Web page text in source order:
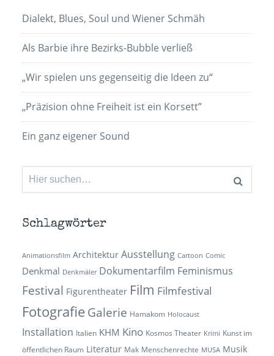
Dialekt, Blues, Soul und Wiener Schmäh
Als Barbie ihre Bezirks-Bubble verließ
„Wir spielen uns gegenseitig die Ideen zu“
„Präzision ohne Freiheit ist ein Korsett”
Ein ganz eigener Sound
Suchen
nach:
Schlagwörter
Animationsfilm Architektur Ausstellung Cartoon Comic
Denkmal Denkmäler Dokumentarfilm Feminismus
Festival Figurentheater Film Filmfestival
Fotografie Galerie Hamakom Holocaust
Installation Italien KHM Kino Kosmos Theater Krimi Kunst im
öffentlichen Raum Literatur Mak Menschenrechte MUSA Musik